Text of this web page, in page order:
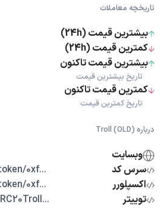
تاریخچه معاملات
بیشترین قیمت (24h)
کمترین قیمت (24h)
بیشترین قیمت تاکنون
تاریخ بیشترین قیمت
کمترین قیمت تاکنون
تاریخ کمترین قیمت
درباره Troll (OLD)
وبسایت
سرس کد
...https://etherscan.io/token/0xf
اکسپلورر
...https://etherscan.io/token/0xf
توییتر
...https://twitter.com/ERC20Troll